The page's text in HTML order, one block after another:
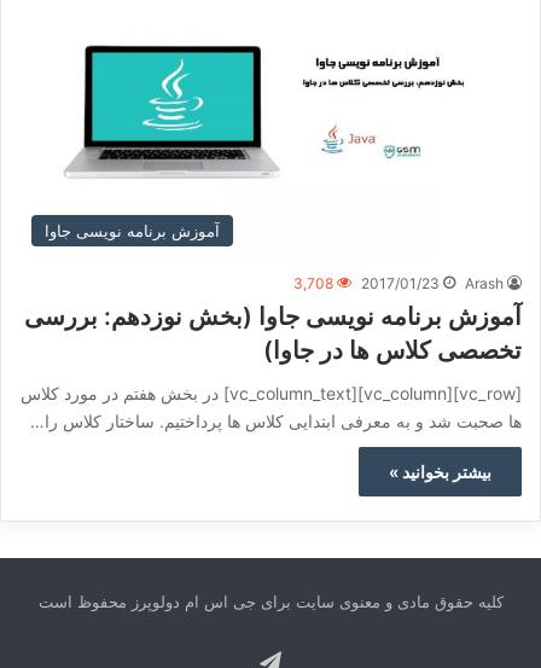
آموزش برنامه نویسی جاوا
Arash
2017/01/23
3,708
آموزش برنامه نویسی جاوا (بخش نوزدهم: بررسی
تخصصی کلاس ها در جاوا)
[vc_row][vc_column][vc_column_text] در بخش هفتم در مورد کلاس
ها صحبت شد و به معرفی ابتدایی کلاس ها پرداختیم. ساختار کلاس را…
بیشتر بخوانید »
کلیه حقوق مادی و معنوی سایت برای جی اس ام دولوپرز محفوظ است
تلگرام